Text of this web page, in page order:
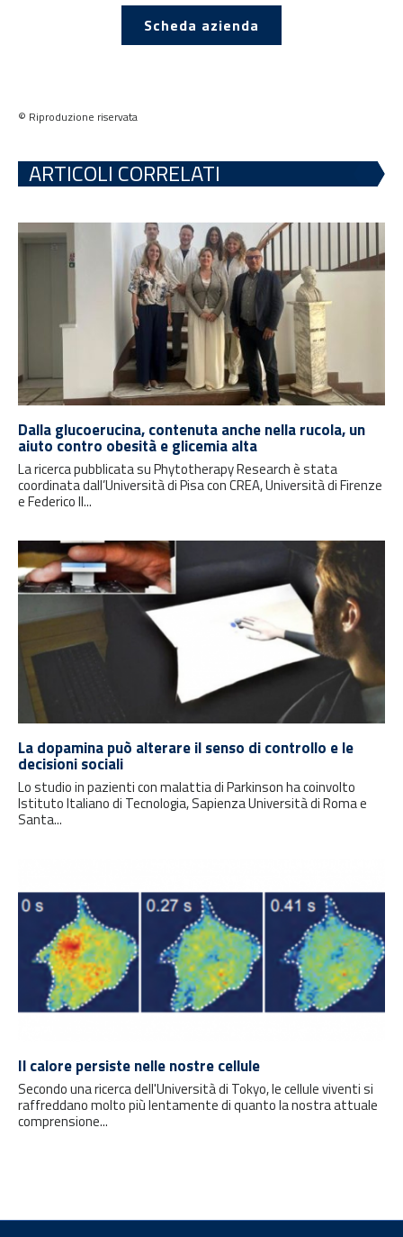
Scheda azienda
© Riproduzione riservata
ARTICOLI CORRELATI
Dalla glucoerucina, contenuta anche nella rucola, un
aiuto contro obesità e glicemia alta
La ricerca pubblicata su Phytotherapy Research è stata
coordinata dall’Università di Pisa con CREA, Università di Firenze
e Federico II...
La dopamina può alterare il senso di controllo e le
decisioni sociali
Lo studio in pazienti con malattia di Parkinson ha coinvolto
Istituto Italiano di Tecnologia, Sapienza Università di Roma e
Santa...
Il calore persiste nelle nostre cellule
Secondo una ricerca dell'Università di Tokyo, le cellule viventi si
raffreddano molto più lentamente di quanto la nostra attuale
comprensione...